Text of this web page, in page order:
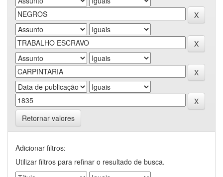
Retornar valores
Adicionar filtros:
Utilizar filtros para refinar o resultado de busca.